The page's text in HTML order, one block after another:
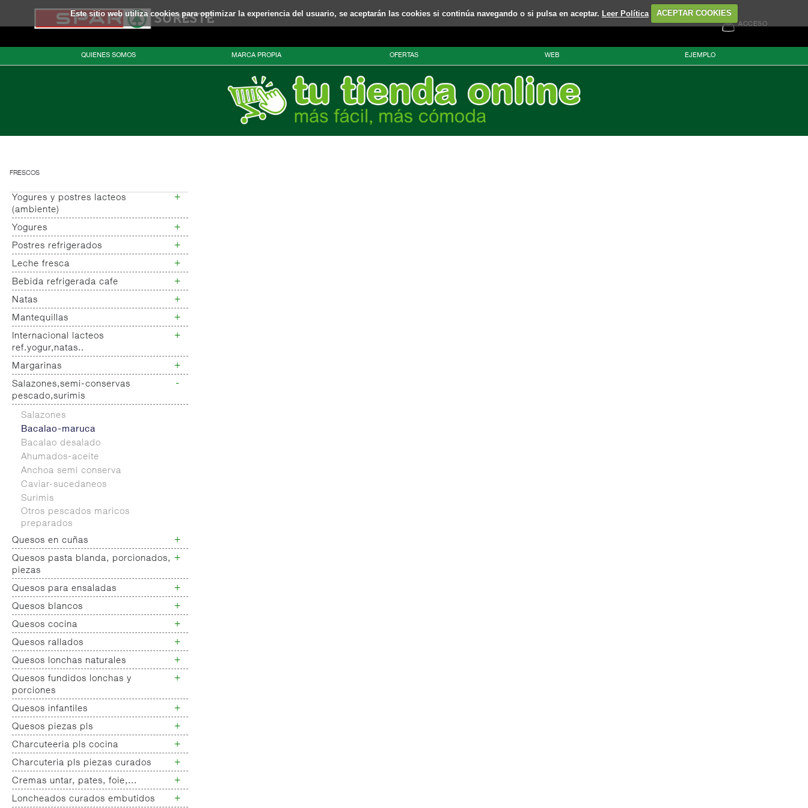
Este sitio web utiliza cookies para optimizar la experiencia del usuario, se aceptarán las cookies si continúa navegando o si pulsa en aceptar. Leer Política ACEPTAR COOKIES
ACCESO
QUIENES SOMOS MARCA PROPIA OFERTAS WEB EJEMPLO
FRESCOS
Yogures y postres lacteos
(ambiente)
+
Yogures (ambiente)
Yogures +
Yogures
Yogur bifidus
Yogur salud
Postres refrigerados +
Postres refrigerados
Leche fresca +
Leche fresca
Bebida refrigerada cafe +
Bebida refrigerada cafe
Bebidas refrigeradas choco y
otras
Natas +
Natas
Mantequillas +
Mantequillas
Internacional lacteos
ref.yogur,natas..
+
Internacional natas mantequillas
Internacional yogur,postre,otros
lacteos
Margarinas +
Margarinas
Salazones,semi-conservas
pescado,surimis
-
Salazones
Bacalao-maruca
Bacalao desalado
Ahumados-aceite
Anchoa semi conserva
Caviar-sucedaneos
Surimis
Otros pescados maricos
preparados
Quesos en cuñas
+
Quesos cuñas nacionales
Quesos cuñas internacional
Quesos pasta blanda, porcionados,
piezas
+
Queso pasta blanda
Quesos cabra pasta blanda
Cremas queso untar
Quesos para ensaladas +
Quesos ensaladas
Quesos blancos +
Quesos mozarellas
Queso fresco ultrafiltrado
Queso fresco natural
Tartas queso
Quark,queso batido...
Quesos cocina +
Queso cocina
Quesos rallados +
Queso rallado
Quesos lonchas naturales +
Queso lonchas naturales nacional
Queso lonchas naturales
internacional
Queso alternativa vegetal
Quesos fundidos lonchas y
porciones
+
Quesos fundidos lonchas
Queso fundido porciones
Quesos infantiles +
Queso infantiles todos
Quesos piezas pls +
Quesos piezas pls
Charcuteeria pls cocina +
Chacuteria pls cocina todos
Piezas barbacoa
Charcuteria pls piezas curados +
Chorizo sarta/chorizo vela piezas
Piezas
Cremas untar, pates, foie,... +
Cremas untar
Loncheados curados embutidos +